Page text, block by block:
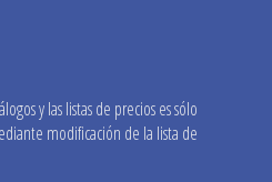
y las listas de precios es sólo
modificación de la lista de